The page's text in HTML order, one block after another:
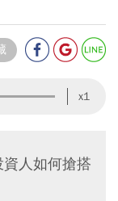
x1
人如何搶搭